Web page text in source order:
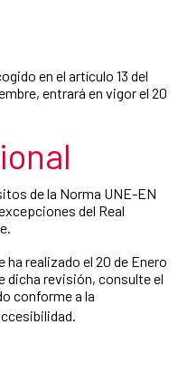
en el artículo 13 del
entrará en vigor el 20
de la Norma UNE-EN
del Real
realizado el 20 de Enero
dicha revisión, consulte el
conforme a la